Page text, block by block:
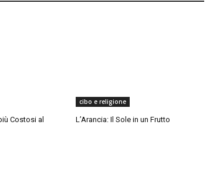
Costosi al
cibo e religione
L’Arancia: Il Sole in un Frutto